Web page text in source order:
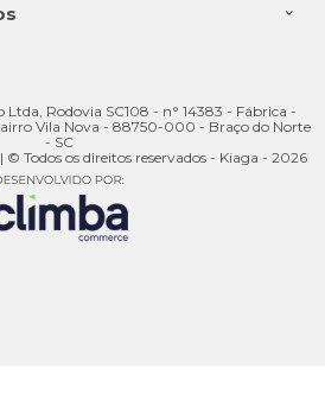
Rodovia SC108 - n° 14383 - Fábrica -
Vila Nova - 88750-000 - Braço do Norte
- SC
Todos os direitos reservados - Kiaga - 2026